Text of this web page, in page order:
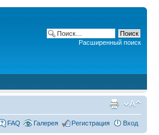
Расширенный поиск
FAQ Галерея Регистрация Вход